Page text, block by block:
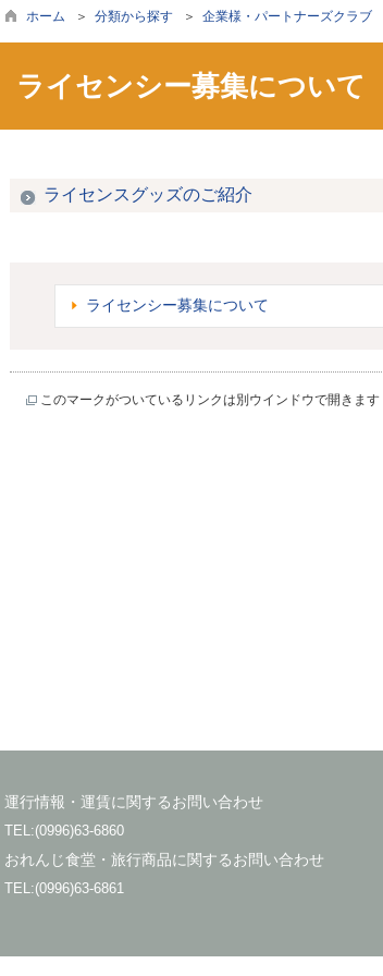
ホーム ＞ 分類から探す ＞ 企業様・パートナーズクラブ
ラッピング列車
レンタサイクル
おれんじカフェ
かぞくいろ特設ページ
撮影等希望の皆様へ
ライセンシー募集
ライセンシー募集について
ライセンスグッズのご紹介
ライセンシー募集について
このマークがついているリンクは別ウインドウで開きます
運行情報・運賃に関するお問い合わせ
TEL:(0996)63-6860
おれんじ食堂・旅行商品に関するお問い合わせ
TEL:(0996)63-6861